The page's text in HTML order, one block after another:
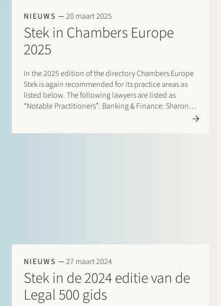
NIEUWS 20 maart 2025
Stek in Chambers Europe
2025
In the 2025 edition of the directory Chambers Europe
Stek is again recommended for its practice areas as
listed below. The following lawyers are listed as
“Notable Practitioners”: Banking & Finance: Sharon
NIEUWS 27 maart 2024
Stek in de 2024 editie van de
Legal 500 gids
Werken bij Stek
Partner